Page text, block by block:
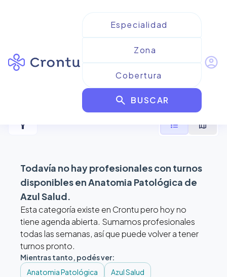
search BUSCAR
account_circle
Resultados paraAnatomia
Patológica de Azul Salud
filter_alt format_list_bulleted map
Todavía no hay profesionales con turnos
disponibles enAnatomia Patológica de
Azul Salud.
Esta categoría existe en Crontu pero hoy no
tiene agenda abierta. Sumamos profesionales
todas las semanas, así que puede volver a tener
turnos pronto.
Mientras tanto, podés ver:
Anatomia Patológica
Azul Salud